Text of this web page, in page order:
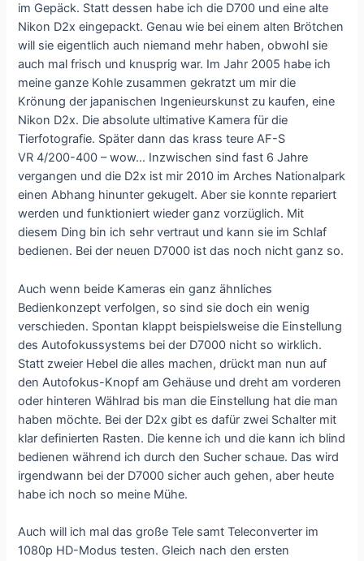
im Gepäck. Statt dessen habe ich die D700 und eine alte
Nikon D2x eingepackt. Genau wie bei einem alten Brötchen
will sie eigentlich auch niemand mehr haben, obwohl sie
auch mal frisch und knusprig war. Im Jahr 2005 habe ich
meine ganze Kohle zusammen gekratzt um mir die
Krönung der japanischen Ingenieurskunst zu kaufen, eine
Nikon D2x. Die absolute ultimative Kamera für die
Tierfotografie. Später dann das krass teure AF-S
VR 4/200-400 – wow… Inzwischen sind fast 6 Jahre
vergangen und die D2x ist mir 2010 im Arches Nationalpark
einen Abhang hinunter gekugelt. Aber sie konnte repariert
werden und funktioniert wieder ganz vorzüglich. Mit
diesem Ding bin ich sehr vertraut und kann sie im Schlaf
bedienen. Bei der neuen D7000 ist das noch nicht ganz so.
Auch wenn beide Kameras ein ganz ähnliches
Bedienkonzept verfolgen, so sind sie doch ein wenig
verschieden. Spontan klappt beispielsweise die Einstellung
des Autofokussystems bei der D7000 nicht so wirklich.
Statt zweier Hebel die alles machen, drückt man nun auf
den Autofokus-Knopf am Gehäuse und dreht am vorderen
oder hinteren Wählrad bis man die Einstellung hat die man
haben möchte. Bei der D2x gibt es dafür zwei Schalter mit
klar definierten Rasten. Die kenne ich und die kann ich blind
bedienen während ich durch den Sucher schaue. Das wird
irgendwann bei der D7000 sicher auch gehen, aber heute
habe ich noch so meine Mühe.
Auch will ich mal das große Tele samt Teleconverter im
1080p HD-Modus testen. Gleich nach den ersten